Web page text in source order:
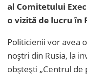
al Comitetului
o vizită de lucru în
Politicienii vor avea
noștri din Rusia, la
obștești „Centrul